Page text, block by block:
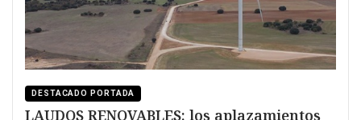
DESTACADO PORTADA
LAUDOS RENOVABLES: los aplazamientos